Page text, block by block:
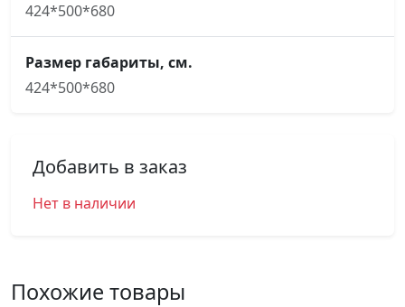
424*500*680
Размер габариты, см.
424*500*680
Добавить в заказ
Нет в наличии
Похожие товары